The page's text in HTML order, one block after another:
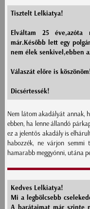
Tisztelt Lelkiatya!
Elváltam 25 éve,azóta
már.Később lett egy
nem élek senkivel,ebben
Válaszát előre is
Dicsértessék!
Nem látom akadályát annak,
ebben, ha lenne állandó
ez a jelentős akadály is
habozzék, ne várjon semmi
hamarabb meggyónni, utána
Kedves Lelkiatya!
Mi a legbölcsebb
A barátaimat már szinte